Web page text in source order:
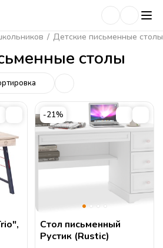
/ Детские письменные столы
столы
-21%
Стол письменный
Рустик (Rustic)